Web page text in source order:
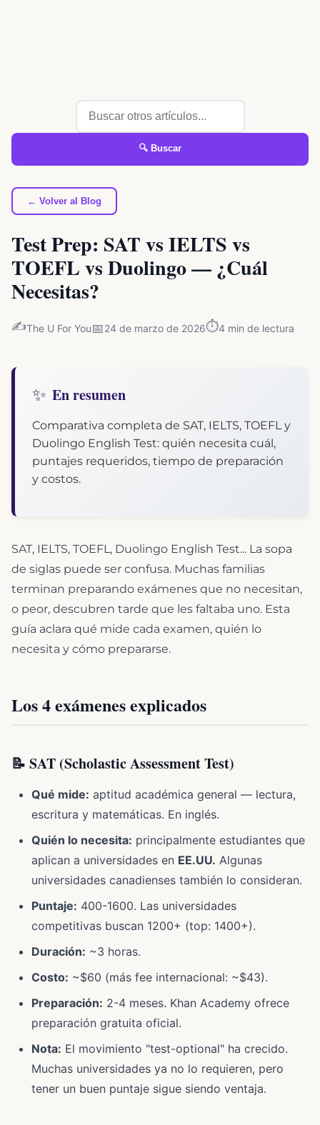
🔍 Buscar
← Volver al Blog
Test Prep: SAT vs IELTS vs
TOEFL vs Duolingo — ¿Cuál
Necesitas?
✍️The U For You📅24 de marzo de 2026⏱️4 min de lectura
✨ En resumen
Comparativa completa de SAT, IELTS, TOEFL y
Duolingo English Test: quién necesita cuál,
puntajes requeridos, tiempo de preparación
y costos.
SAT, IELTS, TOEFL, Duolingo English Test... La sopa
de siglas puede ser confusa. Muchas familias
terminan preparando exámenes que no necesitan,
o peor, descubren tarde que les faltaba uno. Esta
guía aclara qué mide cada examen, quién lo
necesita y cómo prepararse.
Los 4 exámenes explicados
📝 SAT (Scholastic Assessment Test)
Qué mide: aptitud académica general — lectura,
escritura y matemáticas. En inglés.
Quién lo necesita: principalmente estudiantes que
aplican a universidades en EE.UU. Algunas
universidades canadienses también lo consideran.
Puntaje: 400-1600. Las universidades
competitivas buscan 1200+ (top: 1400+).
Duración: ~3 horas.
Costo: ~$60 (más fee internacional: ~$43).
Preparación: 2-4 meses. Khan Academy ofrece
preparación gratuita oficial.
Nota: El movimiento "test-optional" ha crecido.
Muchas universidades ya no lo requieren, pero
tener un buen puntaje sigue siendo ventaja.